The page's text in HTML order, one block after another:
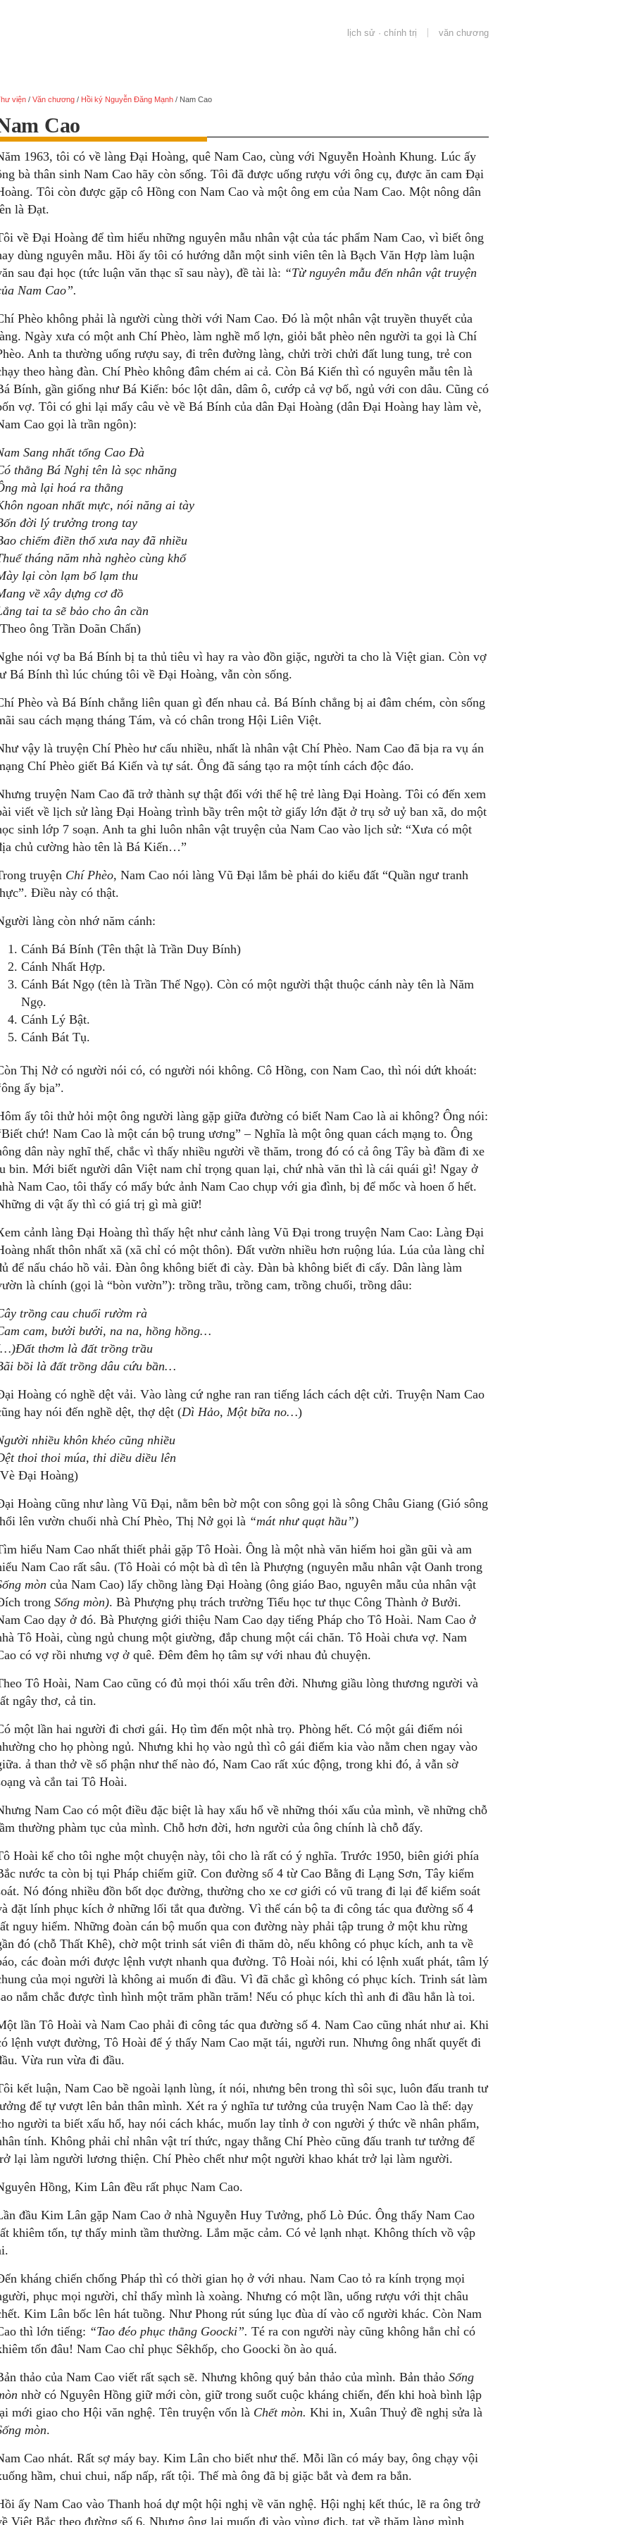
lịch sử · chính trị văn chương
viện / Văn chương / Hồi ký Nguyễn Đăng Mạnh / Nam Cao
Cao
1963, tôi có về làng Đại Hoàng, quê Nam Cao, cùng với Nguyễn Hoành Khung. Lúc ấy
bà thân sinh Nam Cao hãy còn sống. Tôi đã được uống rượu với ông cụ, được ăn cam Đại
Tôi còn được gặp cô Hồng con Nam Cao và một ông em của Nam Cao. Một nông dân
là Đạt.
về Đại Hoàng để tìm hiểu những nguyên mẫu nhân vật của tác phẩm Nam Cao, vì biết ông
dùng nguyên mẫu. Hồi ấy tôi có hướng dẫn một sinh viên tên là Bạch Văn Hợp làm luận
sau đại học (tức luận văn thạc sĩ sau này), đề tài là: “Từ nguyên mẫu đến nhân vật truyện
Nam Cao”.
Phèo không phải là người cùng thời với Nam Cao. Đó là một nhân vật truyền thuyết của
Ngày xưa có một anh Chí Phèo, làm nghề mổ lợn, giỏi bắt phèo nên người ta gọi là Chí
Anh ta thường uống rượu say, đi trên đường làng, chửi trời chửi đất lung tung, trẻ con
theo hàng đàn. Chí Phèo không đâm chém ai cả. Còn Bá Kiến thì có nguyên mẫu tên là
Bính, gần giống như Bá Kiến: bóc lột dân, dâm ô, cướp cả vợ bố, ngủ với con dâu. Cũng có
vợ. Tôi có ghi lại mấy câu vè về Bá Bính của dân Đại Hoàng (dân Đại Hoàng hay làm vè,
Cao gọi là trần ngôn):
Sang nhất tổng Cao Đà
thằng Bá Nghị tên là sọc nhăng
mà lại hoá ra thằng
ngoan nhất mực, nói năng ai tày
đời lý trưởng trong tay
chiếm điền thổ xưa nay đã nhiều
tháng năm nhà nghèo cùng khổ
lại còn lạm bổ lạm thu
về xây dựng cơ đồ
tai ta sẽ bảo cho ân cần
ông Trần Doãn Chấn)
nói vợ ba Bá Bính bị ta thủ tiêu vì hay ra vào đồn giặc, người ta cho là Việt gian. Còn vợ
Bá Bính thì lúc chúng tôi về Đại Hoàng, vẫn còn sống.
Phèo và Bá Bính chẳng liên quan gì đến nhau cả. Bá Bính chẳng bị ai đâm chém, còn sống
sau cách mạng tháng Tám, và có chân trong Hội Liên Việt.
vậy là truyện Chí Phèo hư cấu nhiều, nhất là nhân vật Chí Phèo. Nam Cao đã bịa ra vụ án
Chí Phèo giết Bá Kiến và tự sát. Ông đã sáng tạo ra một tính cách độc đáo.
truyện Nam Cao đã trở thành sự thật đối với thế hệ trẻ làng Đại Hoàng. Tôi có đến xem
viết về lịch sử làng Đại Hoàng trình bầy trên một tờ giấy lớn đặt ở trụ sở uỷ ban xã, do một
sinh lớp 7 soạn. Anh ta ghi luôn nhân vật truyện của Nam Cao vào lịch sử: “Xưa có một
chủ cường hào tên là Bá Kiến…”
truyện Chí Phèo, Nam Cao nói làng Vũ Đại lắm bè phái do kiểu đất “Quần ngư tranh
Điều này có thật.
làng còn nhớ năm cánh:
Cánh Bá Bính (Tên thật là Trần Duy Bính)
Cánh Nhất Hợp.
Cánh Bát Ngọ (tên là Trần Thế Ngọ). Còn có một người thật thuộc cánh này tên là Năm
Ngọ.
Cánh Lý Bật.
Cánh Bát Tụ.
Thị Nở có người nói có, có người nói không. Cô Hồng, con Nam Cao, thì nói dứt khoát:
ấy bịa”.
ấy tôi thử hỏi một ông người làng gặp giữa đường có biết Nam Cao là ai không? Ông nói:
chứ! Nam Cao là một cán bộ trung ương” – Nghĩa là một ông quan cách mạng to. Ông
dân này nghĩ thế, chắc vì thấy nhiều người về thăm, trong đó có cả ông Tây bà đầm đi xe
bin. Mới biết người dân Việt nam chỉ trọng quan lại, chứ nhà văn thì là cái quái gì! Ngay ở
Nam Cao, tôi thấy có mấy bức ảnh Nam Cao chụp với gia đình, bị để mốc và hoen ố hết.
di vật ấy thì có giá trị gì mà giữ!
cảnh làng Đại Hoàng thì thấy hệt như cảnh làng Vũ Đại trong truyện Nam Cao: Làng Đại
nhất thôn nhất xã (xã chỉ có một thôn). Đất vườn nhiều hơn ruộng lúa. Lúa của làng chỉ
để nấu cháo hồ vải. Đàn ông không biết đi cày. Đàn bà không biết đi cấy. Dân làng làm
là chính (gọi là “bòn vườn”): trồng trầu, trồng cam, trồng chuối, trồng dâu:
trồng cau chuối rườm rà
cam, bưởi bưởi, na na, hồng hồng…
thơm là đất trồng trầu
bồi là đất trồng dâu cứu bần…
Hoàng có nghề dệt vải. Vào làng cứ nghe ran ran tiếng lách cách dệt cửi. Truyện Nam Cao
hay nói đến nghề dệt, thợ dệt (Dì Hảo, Một bữa no…)
nhiều khôn khéo cũng nhiều
thoi thoi múa, thi diều diều lên
Vè Đại Hoàng)
Hoàng cũng như làng Vũ Đại, nằm bên bờ một con sông gọi là sông Châu Giang (Gió sông
lên vườn chuối nhà Chí Phèo, Thị Nở gọi là “mát như quạt hầu”)
hiểu Nam Cao nhất thiết phải gặp Tô Hoài. Ông là một nhà văn hiếm hoi gần gũi và am
Nam Cao rất sâu. (Tô Hoài có một bà dì tên là Phượng (nguyên mẫu nhân vật Oanh trong
mòn của Nam Cao) lấy chồng làng Đại Hoàng (ông giáo Bao, nguyên mẫu của nhân vật
trong Sống mòn). Bà Phượng phụ trách trường Tiểu học tư thục Công Thành ở Bưởi.
Cao dạy ở đó. Bà Phượng giới thiệu Nam Cao dạy tiếng Pháp cho Tô Hoài. Nam Cao ở
Tô Hoài, cùng ngủ chung một giường, đắp chung một cái chăn. Tô Hoài chưa vợ. Nam
có vợ rồi nhưng vợ ở quê. Đêm đêm họ tâm sự với nhau đủ chuyện.
Tô Hoài, Nam Cao cũng có đủ mọi thói xấu trên đời. Nhưng giầu lòng thương người và
ngây thơ, cả tin.
một lần hai người đi chơi gái. Họ tìm đến một nhà trọ. Phòng hết. Có một gái điếm nói
cho họ phòng ngủ. Nhưng khi họ vào ngủ thì cô gái điếm kia vào nằm chen ngay vào
ả than thở về số phận như thế nào đó, Nam Cao rất xúc động, trong khi đó, ả vẫn sờ
và cắn tai Tô Hoài.
Nam Cao có một điều đặc biệt là hay xấu hổ về những thói xấu của mình, về những chỗ
thường phàm tục của mình. Chỗ hơn đời, hơn người của ông chính là chỗ đấy.
Hoài kể cho tôi nghe một chuyện này, tôi cho là rất có ý nghĩa. Trước 1950, biên giới phía
nước ta còn bị tụi Pháp chiếm giữ. Con đường số 4 từ Cao Bằng đi Lạng Sơn, Tây kiểm
Nó đóng nhiều đồn bốt dọc đường, thường cho xe cơ giới có vũ trang đi lại để kiểm soát
đặt lính phục kích ở những lối tắt qua đường. Vì thế cán bộ ta đi công tác qua đường số 4
nguy hiểm. Những đoàn cán bộ muốn qua con đường này phải tập trung ở một khu rừng
đó (chỗ Thất Khê), chờ một trinh sát viên đi thăm dò, nếu không có phục kích, anh ta về
các đoàn mới được lệnh vượt nhanh qua đường. Tô Hoài nói, khi có lệnh xuất phát, tâm lý
của mọi người là không ai muốn đi đầu. Vì đã chắc gì không có phục kích. Trinh sát làm
nắm chắc được tình hình một trăm phần trăm! Nếu có phục kích thì anh đi đầu hẳn là toi.
lần Tô Hoài và Nam Cao phải đi công tác qua đường số 4. Nam Cao cũng nhát như ai. Khi
lệnh vượt đường, Tô Hoài để ý thấy Nam Cao mặt tái, người run. Nhưng ông nhất quyết đi
Vừa run vừa đi đầu.
kết luận, Nam Cao bề ngoài lạnh lùng, ít nói, nhưng bên trong thì sôi sục, luôn đấu tranh tư
để tự vượt lên bản thân mình. Xét ra ý nghĩa tư tưởng của truyện Nam Cao là thế: dạy
người ta biết xấu hổ, hay nói cách khác, muốn lay tỉnh ở con người ý thức về nhân phẩm,
tính. Không phải chỉ nhân vật trí thức, ngay thằng Chí Phèo cũng đấu tranh tư tưởng để
lại làm người lương thiện. Chí Phèo chết như một người khao khát trở lại làm người.
Hồng, Kim Lân đều rất phục Nam Cao.
đầu Kim Lân gặp Nam Cao ở nhà Nguyễn Huy Tưởng, phố Lò Đúc. Ông thấy Nam Cao
khiêm tốn, tự thấy minh tầm thường. Lắm mặc cảm. Có vẻ lạnh nhạt. Không thích vồ vập
kháng chiến chống Pháp thì có thời gian họ ở với nhau. Nam Cao tỏ ra kính trọng mọi
phục mọi người, chỉ thấy mình là xoàng. Nhưng có một lần, uống rượu với thịt châu
Kim Lân bốc lên hát tuồng. Như Phong rút súng lục đùa dí vào cổ người khác. Còn Nam
thì lớn tiếng: “Tao đéo phục thằng Goocki”. Té ra con người này cũng không hẳn chỉ có
tốn đâu! Nam Cao chỉ phục Sêkhốp, cho Goocki ồn ào quá.
thảo của Nam Cao viết rất sạch sẽ. Nhưng không quý bản thảo của mình. Bản thảo Sống
nhờ có Nguyên Hồng giữ mới còn, giữ trong suốt cuộc kháng chiến, đến khi hoà bình lập
mới giao cho Hội văn nghệ. Tên truyện vốn là Chết mòn. Khi in, Xuân Thuỷ đề nghị sửa là
ống mòn.
Cao nhát. Rất sợ máy bay. Kim Lân cho biết như thế. Mỗi lần có máy bay, ông chạy vội
hầm, chui chui, nấp nấp, rất tội. Thế mà ông đã bị giặc bắt và đem ra bắn.
ấy Nam Cao vào Thanh hoá dự một hội nghị về văn nghệ. Hội nghị kết thúc, lẽ ra ông trở
Việt Bắc theo đường số 6. Nhưng ông lại muốn đi vào vùng địch, tạt về thăm làng mình